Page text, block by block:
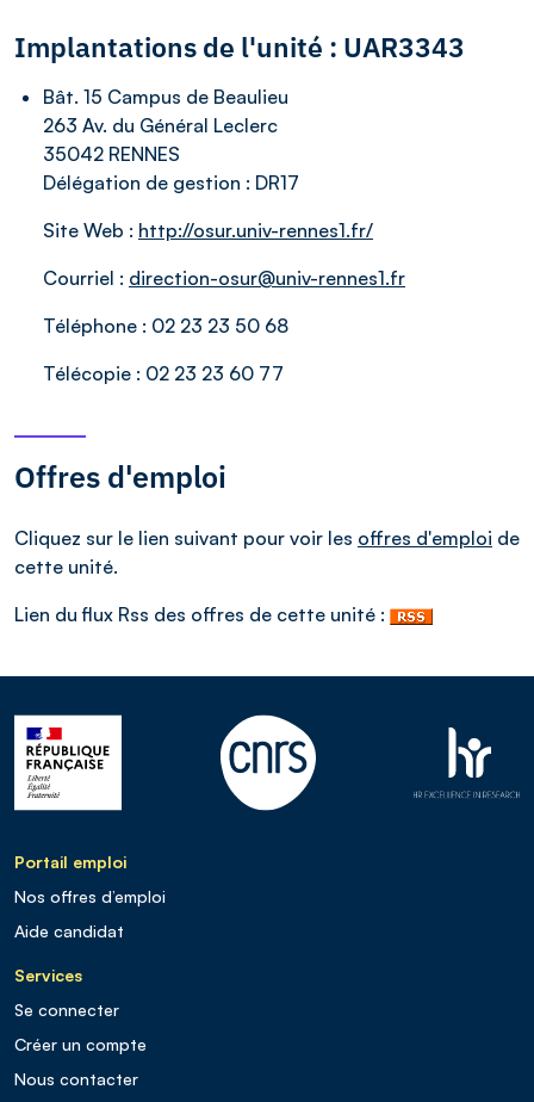
Implantations de l'unité : UAR3343
Bât. 15 Campus de Beaulieu
263 Av. du Général Leclerc
35042 RENNES
Délégation de gestion : DR17
Site Web : http://osur.univ-rennes1.fr/
Courriel : direction-osur@univ-rennes1.fr
Téléphone : 02 23 23 50 68
Télécopie : 02 23 23 60 77
Offres d'emploi
Cliquez sur le lien suivant pour voir les offres d'emploi de
cette unité.
Lien du flux Rss des offres de cette unité :
Portail emploi
Nos offres d’emploi
Aide candidat
Services
Se connecter
Créer un compte
Nous contacter